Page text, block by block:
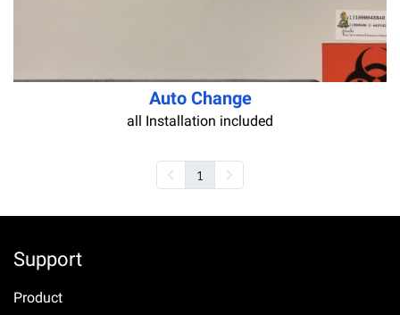
Auto Change
all Installation included
1
Support
Product